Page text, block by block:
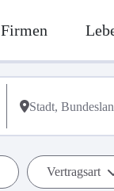
Firmen
Vertragsart